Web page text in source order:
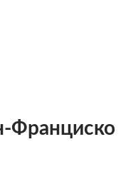
Франциско